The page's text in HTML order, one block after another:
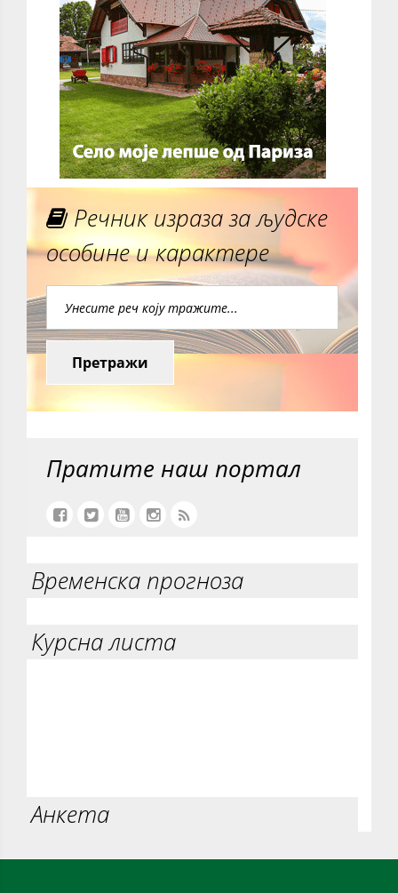
Речник израза за људске
особине и карактере
Претражи
Пратите наш портал
Временска прогноза
Курсна листа
Анкета